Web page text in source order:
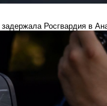
задержала Росгвардия в